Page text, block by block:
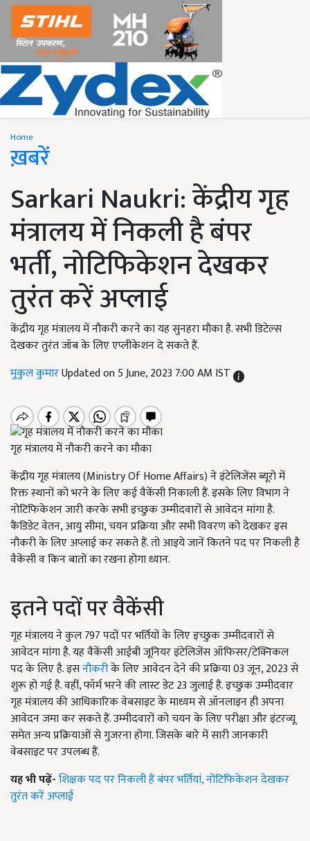
Home
ख़बरें
Sarkari Naukri: केंद्रीय गृह
मंत्रालय में निकली है बंपर
भर्ती, नोटिफिकेशन देखकर
तुरंत करें अप्लाई
केंद्रीय गृह मंत्रालय में नौकरी करने का यह सुनहरा मौका है. सभी डिटेल्स
देखकर तुरंत जॉब के लिए एप्लीकेशन दे सकते हैं.
मुकुल कुमारUpdated on 5 June, 2023 7:00 AM IST
गृह मंत्रालय में नौकरी करने का मौका
केंद्रीय गृह मंत्रालय (Ministry Of Home Affairs) ने इंटेलिजेंस ब्यूरो में
रिक्त स्थानों को भरने के लिए कई वैकेंसी निकाली हैं. इसके लिए विभाग ने
नोटिफिकेशन जारी करके सभी इच्छुक उम्मीदवारों से आवेदन मांगा है.
कैंडिडेट वेतन, आयु सीमा, चयन प्रक्रिया और सभी विवरण को देखकर इस
नौकरी के लिए अप्लाई कर सकते हैं. तो आइये जानें कितने पद पर निकली है
वैकेंसी व किन बातों का रखना होगा ध्यान.
इतने पदों पर वैकेंसी
गृह मंत्रालय ने कुल 797 पदों पर भर्तियों के लिए इच्छुक उम्मीदवारों से
आवेदन मांगा है. यह वैकेंसी आईबी जूनियर इंटेलिजेंस ऑफिसर/टेक्निकल
पद के लिए है. इसनौकरीके लिए आवेदन देने की प्रक्रिया 03 जून, 2023 से
शुरू हो गई है. वहीं, फॉर्म भरने की लास्ट डेट 23 जुलाई है. इच्छुक उम्मीदवार
गृह मंत्रालय की आधिकारिक वेबसाइट के माध्यम से ऑनलाइन ही अपना
आवेदन जमा कर सकते हैं. उम्मीदवारों को चयन के लिए परीक्षा और इंटरव्यू
समेत अन्य प्रक्रियाओं से गुजरना होगा. जिसके बारे में सारी जानकारी
वेबसाइट पर उपलब्ध हैं.
यह भी पढ़ें-शिक्षक पद पर निकली हैं बंपर भर्तियां, नोटिफिकेशन देखकर
तुरंत करें अप्लाई